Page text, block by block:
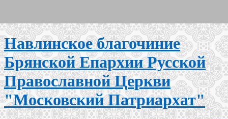
Навлинское благочиние
Брянской Епархии Русской
Православной Церкви
"Московский Патриархат"